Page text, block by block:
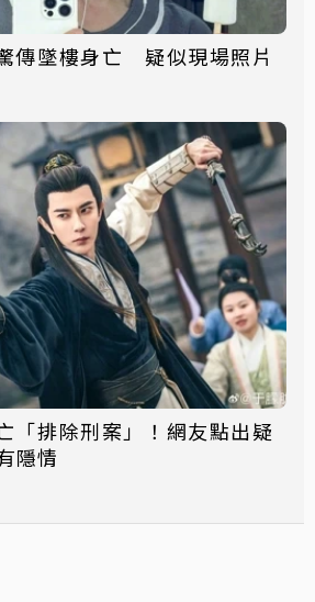
傳墜樓身亡 疑似現場照片
「排除刑案」！網友點出疑
隱情